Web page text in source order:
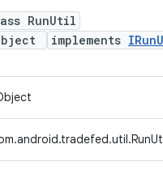
RunUtil
implements